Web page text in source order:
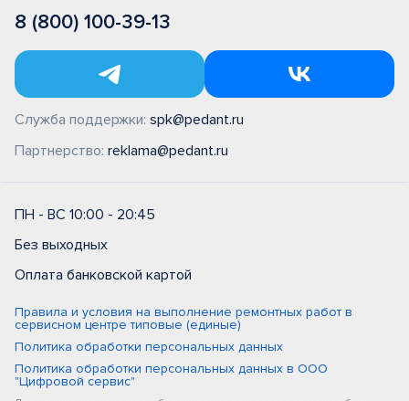
8 (800) 100-39-13
Служба поддержки: spk@pedant.ru
Партнерство: reklama@pedant.ru
ПН - ВС 10:00 - 20:45
Без выходных
Оплата банковской картой
Правила и условия на выполнение ремонтных работ в
сервисном центре типовые (единые)
Политика обработки персональных данных
Политика обработки персональных данных в ООО
"Цифровой сервис"